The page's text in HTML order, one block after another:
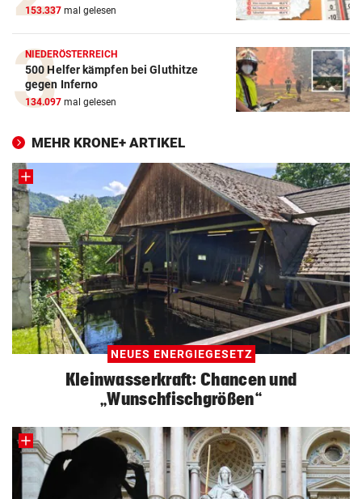
153.337 mal gelesen
NIEDERÖSTERREICH
500 Helfer kämpfen bei Gluthitze
gegen Inferno
134.097 mal gelesen
MEHR KRONE+ ARTIKEL
NEUES ENERGIEGESETZ
Kleinwasserkraft: Chancen und
„Wunschfischgrößen“